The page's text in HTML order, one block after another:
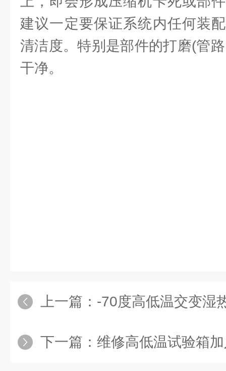
建议一定要保证系统内任何装
清洁度。特别是部件的打磨(管
干净。
上一篇： -70度高低温交变湿
下一篇： 维修高低温试验箱